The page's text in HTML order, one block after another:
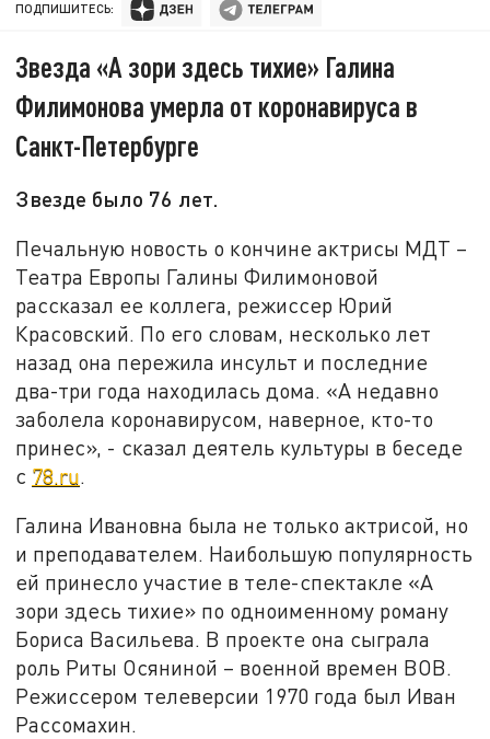
ПОДПИШИТЕСЬ:
Звезда «А зори здесь тихие» Галина
Филимонова умерла от коронавируса в
Санкт-Петербурге
Звезде было 76 лет.
Печальную новость о кончине актрисы МДТ –
Театра Европы Галины Филимоновой
рассказал ее коллега, режиссер Юрий
Красовский. По его словам, несколько лет
назад она пережила инсульт и последние
два-три года находилась дома. «А недавно
заболела коронавирусом, наверное, кто-то
принес», - сказал деятель культуры в беседе
с 78.ru.
Галина Ивановна была не только актрисой, но
и преподавателем. Наибольшую популярность
ей принесло участие в теле-спектакле «А
зори здесь тихие» по одноименному роману
Бориса Васильева. В проекте она сыграла
роль Риты Осяниной – военной времен ВОВ.
Режиссером телеверсии 1970 года был Иван
Рассомахин.